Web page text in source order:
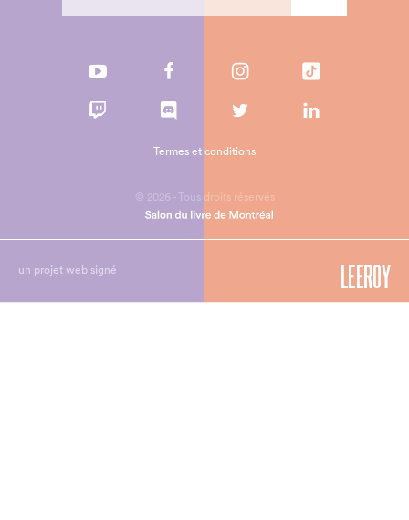
© 2026 - Tous droits réservés
Termes et conditions
un projet web signé